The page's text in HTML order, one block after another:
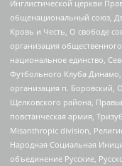
Инглистической церкви
общенациональный союз,
Кровь и Честь, О свободе
организация
национальное единство,
Футбольного Клуба
организация п. Боровский,
Щелковского района,
повстанческая армия,
Misanthropic division,
Народная Социальная
объединение Русские,